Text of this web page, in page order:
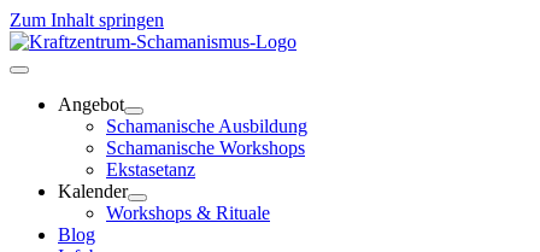
Zum Inhalt springen
Angebot
Schamanische Ausbildung
Schamanische Workshops
Ekstasetanz
Kalender
Workshops & Rituale
Blog